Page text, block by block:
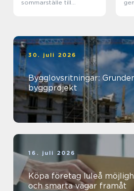
sommarställe till
30. juli 2026
Bygglovsritningar:
byggprojekt
16. juli 2026
Köpa företag luleå möjligheter, risker
och smarta vägar framåt